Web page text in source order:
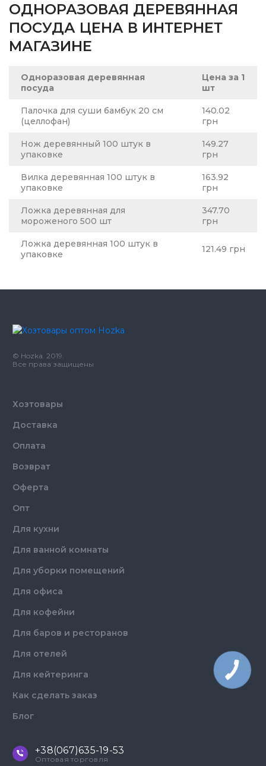
ОДНОРАЗОВАЯ ДЕРЕВЯННАЯ
ПОСУДА ЦЕНА В ИНТЕРНЕТ
МАГАЗИНЕ
Одноразовая деревянная
посуда
Цена за 1
шт
Палочка для суши бамбук 20 см
(целлофан)
140.02
грн
Нож деревянный 100 штук в
упаковке
149.27
грн
Вилка деревянная 100 штук в
упаковке
163.92
грн
Ложка деревянная для
мороженого 500 шт
347.70
грн
Ложка деревянная 100 штук в
упаковке
121.49 грн
© Hozka. 2019.
Все права защищены
Хозтовары
Доставка
Оплата
Возврат
Оферта
Опт
Для кухни
Для ванной комнаты
Для уборки помещений
Для офиса
Для кофейни
Для баров и ресторанов
Для отелей
Для кейтеринга
Как сделать заказ
Блог
+38(067)635-19-53
Оптовая торговля